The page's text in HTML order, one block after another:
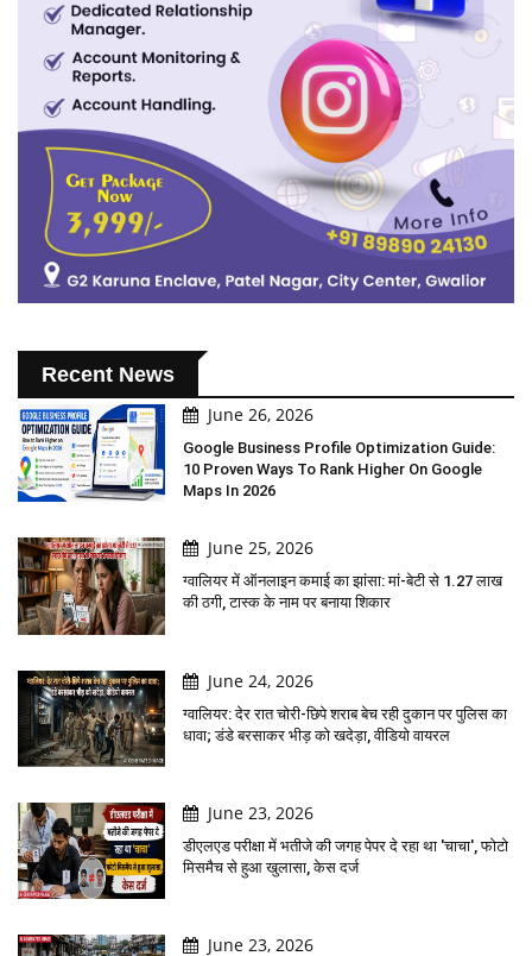
Recent News
June 26, 2026
Google Business Profile Optimization Guide:
10 Proven Ways To Rank Higher On Google
Maps In 2026
June 25, 2026
ग्वालियर में ऑनलाइन कमाई का झांसा: मां-बेटी से 1.27 लाख
की ठगी, टास्क के नाम पर बनाया शिकार
June 24, 2026
ग्वालियर: देर रात चोरी-छिपे शराब बेच रही दुकान पर पुलिस का
धावा; डंडे बरसाकर भीड़ को खदेड़ा, वीडियो वायरल
June 23, 2026
डीएलएड परीक्षा में भतीजे की जगह पेपर दे रहा था 'चाचा', फोटो
मिसमैच से हुआ खुलासा, केस दर्ज
June 23, 2026